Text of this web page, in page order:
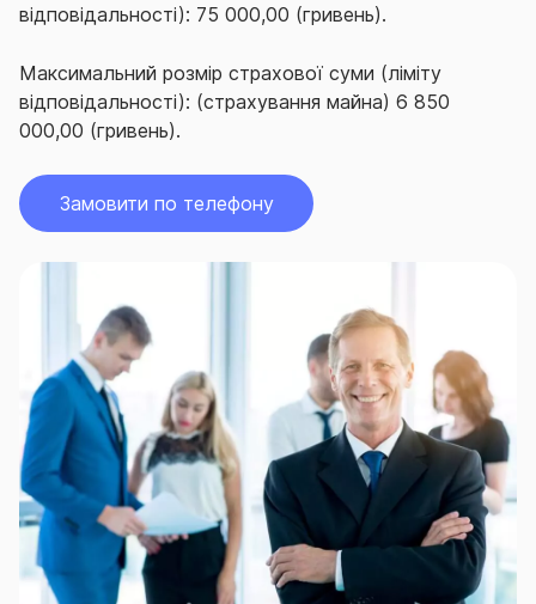
відповідальності): 75 000,00 (гривень).
Максимальний розмір страхової суми (ліміту
відповідальності): (страхування майна) 6 850
000,00 (гривень).
Замовити по телефону